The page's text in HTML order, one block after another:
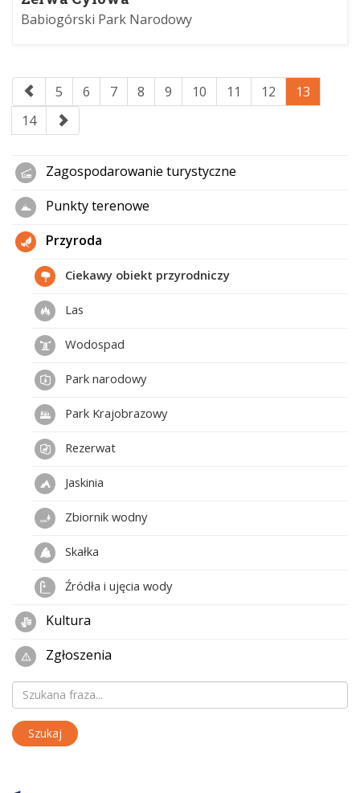
Babiogórski Park Narodowy
5 6 7 8 9 10 11 12
13
14
Zagospodarowanie turystyczne
Punkty terenowe
Przyroda
Ciekawy obiekt przyrodniczy
Las
Wodospad
Park narodowy
Park Krajobrazowy
Rezerwat
Jaskinia
Zbiornik wodny
Skałka
Źródła i ujęcia wody
Kultura
Zgłoszenia